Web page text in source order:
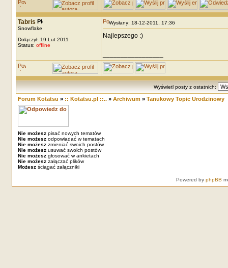
Tabris
Snowflake
Dołączył: 19 Lut 2011
Status: offline
Wysłany: 18-12-2011, 17:36
Najlepszego :)
Wyświetl posty z ostatnich:
Forum Kotatsu » :: Kotatsu.pl ::..» Archiwum» Tanukowy Topic Urodzinowy
Nie możeszpisać nowych tematów
Nie możeszodpowiadać w tematach
Nie możeszzmieniać swoich postów
Nie możeszusuwać swoich postów
Nie możeszgłosować w ankietach
Nie możeszzałączać plików
Możeszściągać załączniki
Powered by phpBB